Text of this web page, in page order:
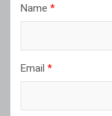
Name *
Email *